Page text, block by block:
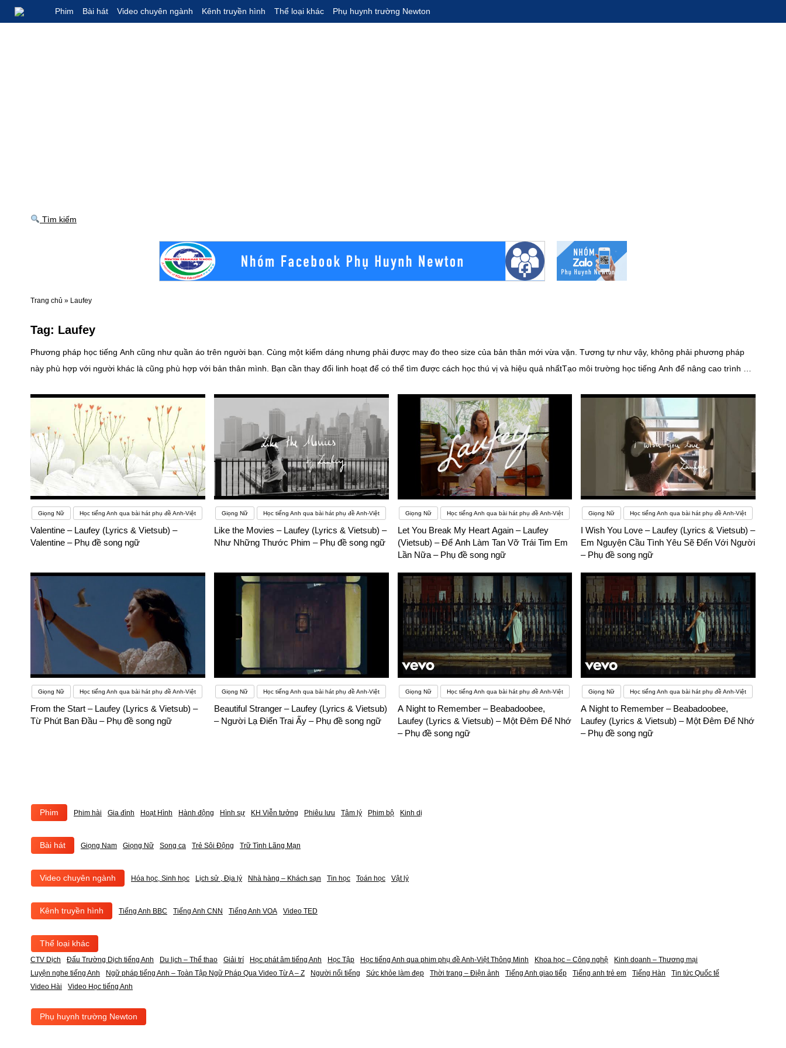
Phim Bài hát Video chuyên ngành Kênh truyền hình Thể loại khác Phụ huynh trường Newton
Tìm kiếm
Trang chủ » Laufey
Tag: Laufey
Phương pháp học tiếng Anh cũng như quần áo trên người bạn. Cùng một kiểm dáng nhưng phải được may đo theo size của bản thân mới vừa vặn. Tương tự như vậy, không phải phương pháp
này phù hợp với người khác là cũng phù hợp với bản thân mình. Bạn cần thay đổi linh hoạt để có thể tìm được cách học thú vị và hiệu quả nhấtTạo môi trường học tiếng Anh để nâng cao trình độ
thể lập một nhóm học tập. Điều này sẽ giúp ích rất nhiều cho việc học ngoại ngữ của bạn đó.
Giọng Nữ Học tiếng Anh qua bài hát phụ đề Anh-Việt
Valentine – Laufey (Lyrics & Vietsub) –
Valentine – Phụ đề song ngữ
Giọng Nữ Học tiếng Anh qua bài hát phụ đề Anh-Việt
Like the Movies – Laufey (Lyrics & Vietsub) –
Như Những Thước Phim – Phụ đề song ngữ
Giọng Nữ Học tiếng Anh qua bài hát phụ đề Anh-Việt
Let You Break My Heart Again – Laufey
(Vietsub) – Để Anh Làm Tan Vỡ Trái Tim Em
Lần Nữa – Phụ đề song ngữ
Giọng Nữ Học tiếng Anh qua bài hát phụ đề Anh-Việt
I Wish You Love – Laufey (Lyrics & Vietsub) –
Em Nguyện Cầu Tình Yêu Sẽ Đến Với Người
– Phụ đề song ngữ
Giọng Nữ Học tiếng Anh qua bài hát phụ đề Anh-Việt
From the Start – Laufey (Lyrics & Vietsub) –
Từ Phút Ban Đầu – Phụ đề song ngữ
Giọng Nữ Học tiếng Anh qua bài hát phụ đề Anh-Việt
Beautiful Stranger – Laufey (Lyrics & Vietsub)
– Người Lạ Điển Trai Ấy – Phụ đề song ngữ
Giọng Nữ Học tiếng Anh qua bài hát phụ đề Anh-Việt
A Night to Remember – Beabadoobee,
Laufey (Lyrics & Vietsub) – Một Đêm Để Nhớ
– Phụ đề song ngữ
Giọng Nữ Học tiếng Anh qua bài hát phụ đề Anh-Việt
A Night to Remember – Beabadoobee,
Laufey (Lyrics & Vietsub) – Một Đêm Để Nhớ
– Phụ đề song ngữ
Phim Phim hài Gia đình Hoạt Hình Hành động Hình sự KH Viễn tưởng Phiêu lưu Tâm lý Phim bộ Kinh dị
Bài hát Giọng Nam Giọng Nữ Song ca Trẻ Sôi Động Trữ Tình Lãng Mạn
Video chuyên ngành Hóa học, Sinh học Lịch sử , Địa lý Nhà hàng – Khách sạn Tin học Toán học Vật lý
Kênh truyền hình Tiếng Anh BBC Tiếng Anh CNN Tiếng Anh VOA Video TED
Thể loại khác
CTV Dịch Đấu Trường Dịch tiếng Anh Du lịch – Thể thao Giải trí Học phát âm tiếng Anh Học Tập Học tiếng Anh qua phim phụ đề Anh-Việt Thông Minh Khoa học – Công nghệ
Kinh doanh – Thương mại
Luyện nghe tiếng Anh
Ngữ pháp tiếng Anh – Toàn Tập Ngữ Pháp Qua Video Từ A – Z Người nổi tiếng Sức khỏe làm đẹp Thời trang – Điện ảnh Tiếng Anh giao tiếp Tiếng anh trẻ em Tiếng Hàn
Tin tức Quốc tế
Video Hài
Video Học tiếng Anh
Phụ huynh trường Newton